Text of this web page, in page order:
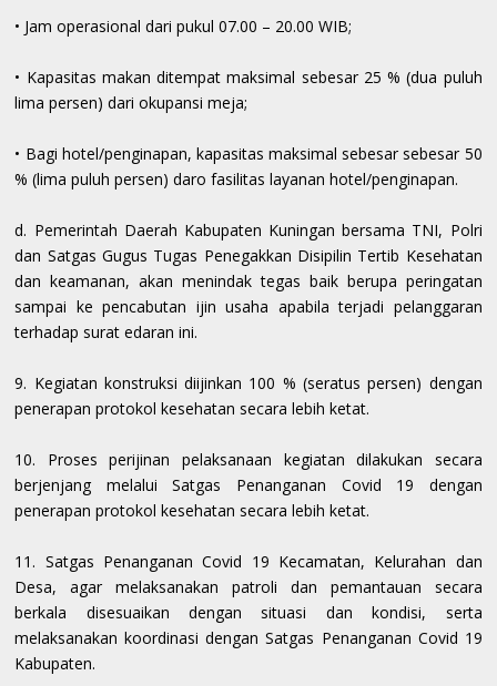
• Jam operasional dari pukul 07.00 – 20.00 WIB;
• Kapasitas makan ditempat maksimal sebesar 25 % (dua puluh
lima persen) dari okupansi meja;
• Bagi hotel/penginapan, kapasitas maksimal sebesar sebesar 50
% (lima puluh persen) daro fasilitas layanan hotel/penginapan.
d. Pemerintah Daerah Kabupaten Kuningan bersama TNI, Polri
dan Satgas Gugus Tugas Penegakkan Disipilin Tertib Kesehatan
dan keamanan, akan menindak tegas baik berupa peringatan
sampai ke pencabutan ijin usaha apabila terjadi pelanggaran
terhadap surat edaran ini.
9. Kegiatan konstruksi diijinkan 100 % (seratus persen) dengan
penerapan protokol kesehatan secara lebih ketat.
10. Proses perijinan pelaksanaan kegiatan dilakukan secara
berjenjang melalui Satgas Penanganan Covid 19 dengan
penerapan protokol kesehatan secara lebih ketat.
11. Satgas Penanganan Covid 19 Kecamatan, Kelurahan dan
Desa, agar melaksanakan patroli dan pemantauan secara
berkala disesuaikan dengan situasi dan kondisi, serta
melaksanakan koordinasi dengan Satgas Penanganan Covid 19
Kabupaten.